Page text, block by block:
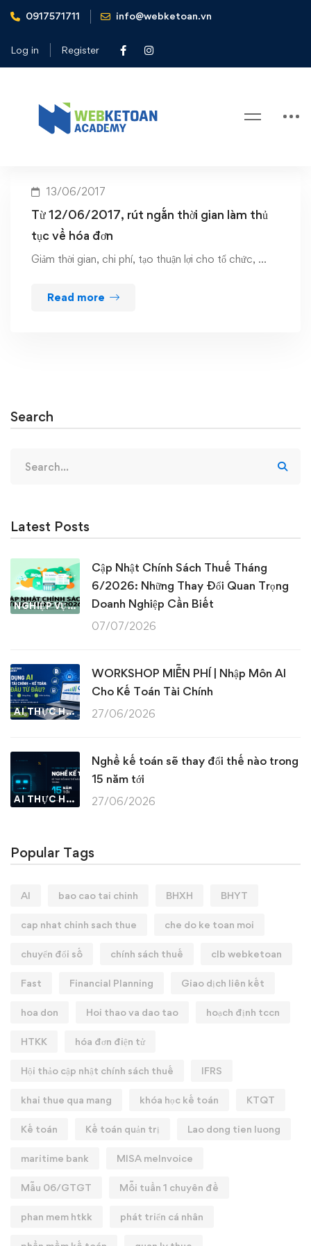
0917571711 info@webketoan.vn
Log in Register
Home rút ngắn thời gian làm thủ tục về hóa đơn
Tag: rút ngắn thời gian làm thủ tục
13/06/2017
Từ 12/06/2017, rút ngắn thời gian làm thủ
tục về hóa đơn
Giảm thời gian, chi phí, tạo thuận lợi cho tổ chức, …
Read more
Search
for:
Latest Posts
NGHIỆP VỤ KẾ TOÁN & THUẾ
Cập Nhật Chính Sách Thuế Tháng
6/2026: Những Thay Đổi Quan Trọng
Doanh Nghiệp Cần Biết
07/07/2026
AI THỰC HÀNH
WORKSHOP MIỄN PHÍ | Nhập Môn AI
Cho Kế Toán Tài Chính
27/06/2026
AI THỰC HÀNH
Nghề kế toán sẽ thay đổi thế nào trong
15 năm tới
27/06/2026
Popular Tags
AI bao cao tai chinh BHXH BHYT
cap nhat chinh sach thue che do ke toan moi
chuyển đổi số chính sách thuế clb webketoan
Fast Financial Planning Giao dịch liên kết
hoa don Hoi thao va dao tao hoạch định tccn
HTKK hóa đơn điện tử
Hội thảo cập nhật chính sách thuế IFRS
khai thue qua mang khóa học kế toán KTQT
Kế toán Kế toán quản trị Lao dong tien luong
maritime bank MISA meInvoice
Mẫu 06/GTGT Mỗi tuần 1 chuyên đề
phan mem htkk phát triển cá nhân